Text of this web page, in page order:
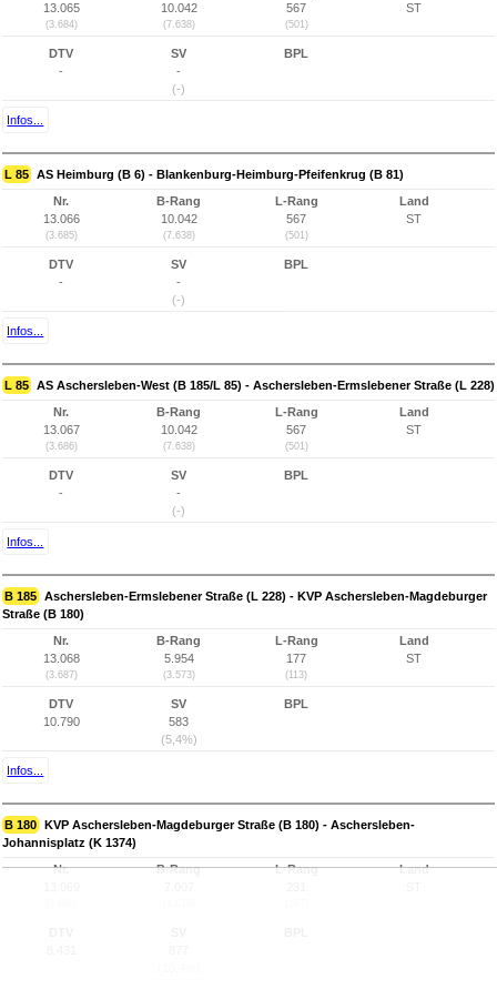
13.065
(3.684)
10.042
(7.638)
567
(501)
ST
DTV
-
SV
-
(-)
BPL
Infos...
L 85 AS Heimburg (B 6) - Blankenburg-Heimburg-Pfeifenkrug (B 81)
Nr.
13.066
(3.685)
B-Rang
10.042
(7.638)
L-Rang
567
(501)
Land
ST
DTV
-
SV
-
(-)
BPL
Infos...
L 85 AS Aschersleben-West (B 185/L 85) - Aschersleben-Ermslebener Straße (L 228)
Nr.
13.067
(3.686)
B-Rang
10.042
(7.638)
L-Rang
567
(501)
Land
ST
DTV
-
SV
-
(-)
BPL
Infos...
B 185 Aschersleben-Ermslebener Straße (L 228) - KVP Aschersleben-Magdeburger
Straße (B 180)
Nr.
13.068
(3.687)
B-Rang
5.954
(3.573)
L-Rang
177
(113)
Land
ST
DTV
10.790
SV
583
(5,4%)
BPL
Infos...
B 180 KVP Aschersleben-Magdeburger Straße (B 180) - Aschersleben-
Johannisplatz (K 1374)
Nr.
B-Rang
L-Rang
Land